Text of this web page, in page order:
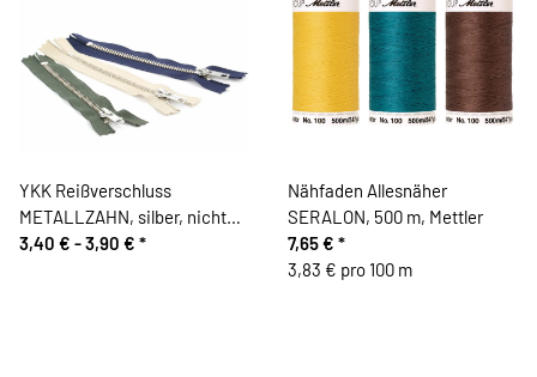
YKK Reißverschluss
METALLZAHN, silber, nicht
teilbar
3,40 € -3,90 € *
Nähfaden Allesnäher
SERALON, 500 m, Mettler
7,65 € *
3,83 € pro 100 m